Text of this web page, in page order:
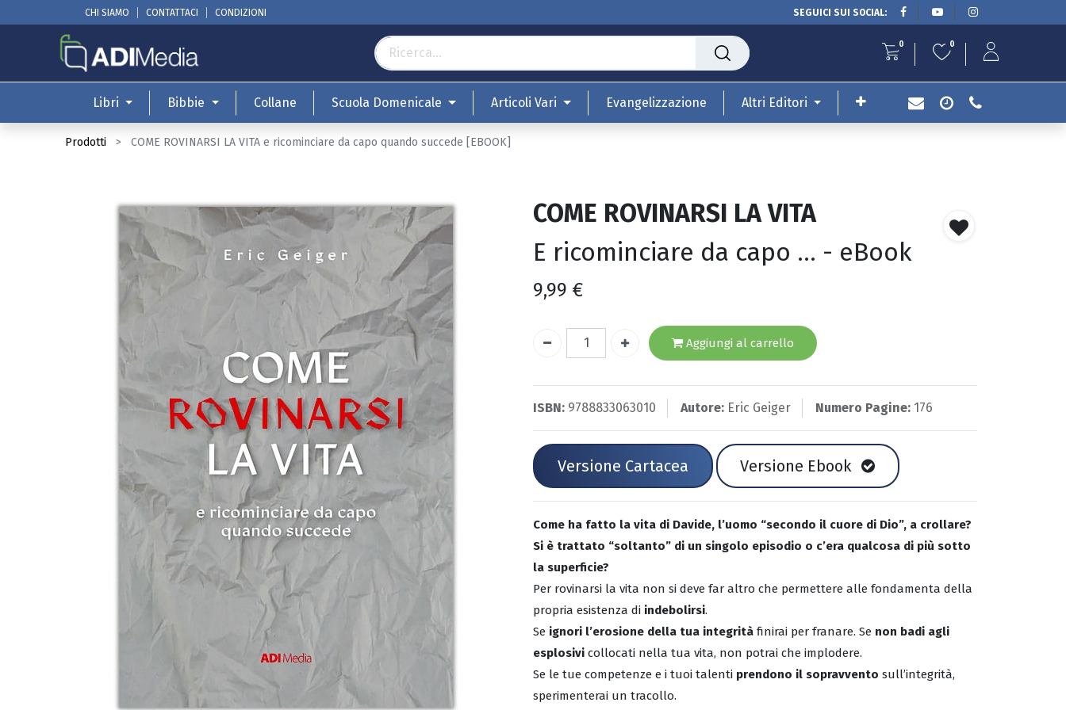
CHI SIAMO CONTATTACI CONDIZIONI SEGUICI SUI SOCIAL:
0 0
Libri Bibbie Collane Scuola Domenicale Articoli Vari Evangelizzazione Altri Editori
Prodotti COME ROVINARSI LA VITA e ricominciare da capo quando succede [EBOOK]
COME ROVINARSI LA VITA
E ricominciare da capo ... - eBook
9,99 €
Aggiungi al carrello
ISBN: 9788833063010 Autore: Eric Geiger Numero Pagine: 176
Versione Cartacea Versione Ebook
Come ha fatto la vita di Davide, l’uomo “secondo il cuore di Dio”, a crollare?
Si è trattato “soltanto” di un singolo episodio o c’era qualcosa di più sotto
la superficie?
Per rovinarsi la vita non si deve far altro che permettere alle fondamenta della
propria esistenza di indebolirsi.
Se ignori l’erosione della tua integrità finirai per franare. Se non badi agli
esplosivi collocati nella tua vita, non potrai che implodere.
Se le tue competenze e i tuoi talenti prendono il sopravvento sull’integrità,
sperimenterai un tracollo.